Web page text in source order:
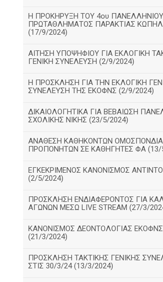
Η ΠΡΟΚΗΡΥΞΗ ΤΟΥ 4ου ΠΑΝΕΛΛΗΝΙΟΥ
ΠΡΩΤΑΘΛΗΜΑΤΟΣ ΠΑΡΑΚΤΙΑΣ
(17/9/2024)
ΑΙΤΗΣΗ ΥΠΟΨΗΦΙΟΥ ΓΙΑ ΕΚΛΟΓΙΚΗ
ΓΕΝΙΚΗ ΣΥΝΕΛΕΥΣΗ (2/9/2024)
Η ΠΡΟΣΚΛΗΣΗ ΓΙΑ ΤΗΝ ΕΚΛΟΓΙΚΗ
ΣΥΝΕΛΕΥΣΗ ΤΗΣ ΕΚΟΦΝΣ (2/9/2024)
ΔΙΚΑΙΟΛΟΓΗΤΙΚΑ ΓΙΑ ΒΕΒΑΙΩΣΗ
ΣΧΟΛΙΚΗΣ ΝΙΚΗΣ (23/5/2024)
ΑΝΑΘΕΣΗ ΚΑΘΗΚΟΝΤΩΝ
ΠΡΟΠΟΝΗΤΩΝ ΣΕ ΚΑΘΗΓΗΤΕΣ ΦΑ (13/
ΕΓΚΕΚΡΙΜΕΝΟΣ ΚΑΝΟΝΙΣΜΟΣ
(2/5/2024)
ΠΡΟΣΚΛΗΣΗ ΕΝΔΙΑΦΕΡΟΝΤΟΣ ΓΙΑ
ΑΓΩΝΩΝ ΜΕΣΩ LIVE STREAM (27/3/
ΚΑΝΟΝΙΣΜΟΣ ΔΕΟΝΤΟΛΟΓΙΑΣ ΕΚΟΦΝΣ
(21/3/2024)
ΠΡΟΣΚΛΗΣΗ ΤΑΚΤΙΚΗΣ ΓΕΝΙΚΗΣ
ΣΤΙΣ 30/3/24 (13/3/2024)